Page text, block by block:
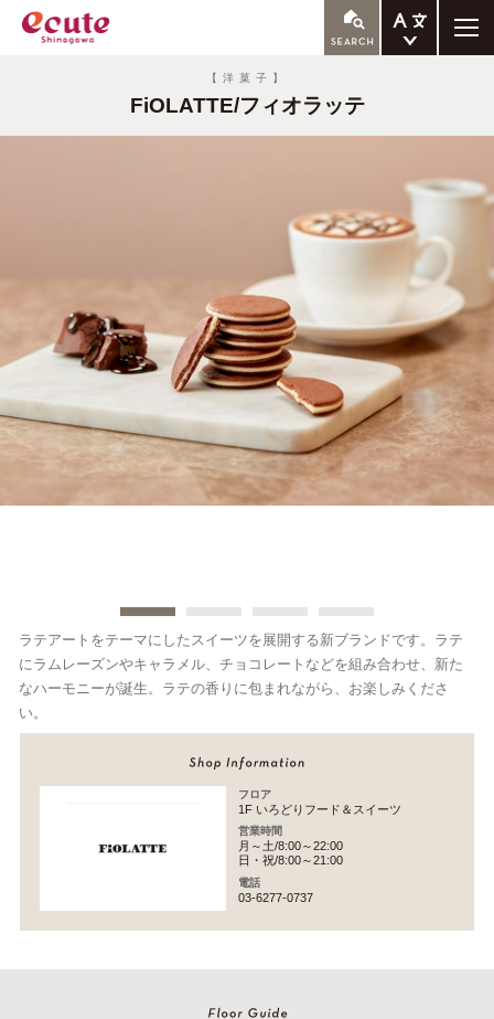
簡体中文
【洋菓子】
FiOLATTE/フィオラッテ
ラテアートをテーマにしたスイーツを展開する新ブランドです。ラテ
にラムレーズンやキャラメル、チョコレートなどを組み合わせ、新た
なハーモニーが誕生。ラテの香りに包まれながら、お楽しみくださ
い。
フロア
1F いろどりフード＆スイーツ
営業時間
月～土/8:00～22:00
日・祝/8:00～21:00
電話
03-6277-0737